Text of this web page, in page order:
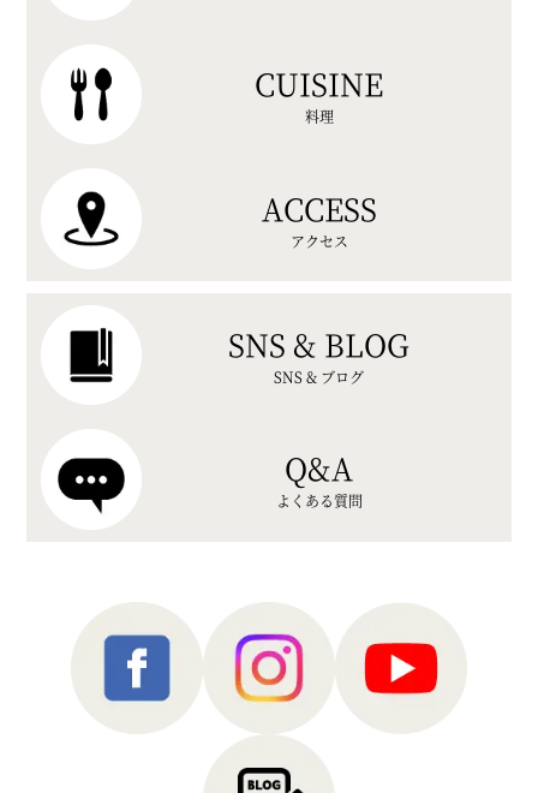
CUISINE
料理
ACCESS
アクセス
SNS & BLOG
SNS & ブログ
Q&A
よくある質問